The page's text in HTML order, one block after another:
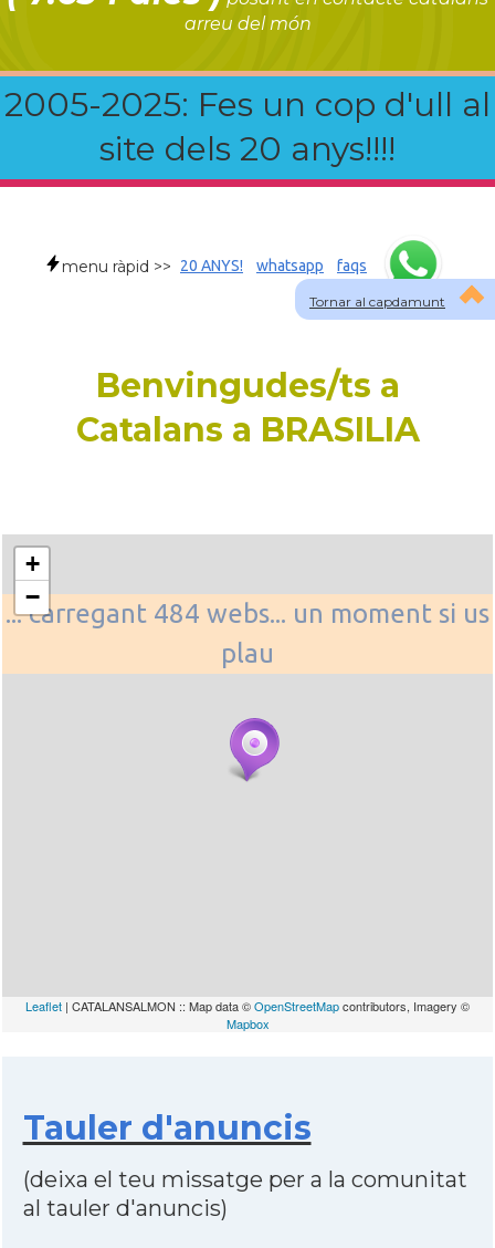
arreu del món
2005-2025: Fes un cop d'ull al
site dels 20 anys!!!!
Tornar al capdamunt
menu ràpid >> 20 ANYS! whatsapp faqs
Benvingudes/ts a
Catalans a BRASILIA
... carregant 484 webs... un moment si us
plau
+
−
Leaflet | CATALANSALMON :: Map data ©OpenStreetMapcontributors, Imagery ©
Mapbox
Tauler d'anuncis
(deixa el teu missatge per a la comunitat
al tauler d'anuncis)